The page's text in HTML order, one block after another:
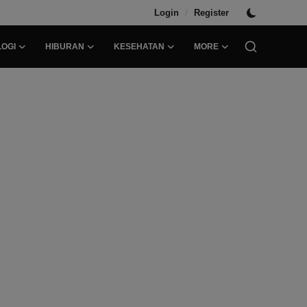
Login / Register
HIBURAN KESEHATAN MORE